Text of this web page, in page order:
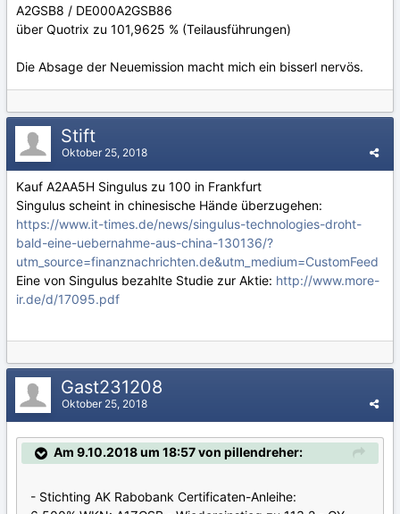
A2GSB8 / DE000A2GSB86
über Quotrix zu 101,9625 % (Teilausführungen)
Die Absage der Neuemission macht mich ein bisserl nervös.
Stift
Oktober 25, 2018
Kauf A2AA5H Singulus zu 100 in Frankfurt
Singulus scheint in chinesische Hände überzugehen:
https://www.it-times.de/news/singulus-technologies-droht-
bald-eine-uebernahme-aus-china-130136/?
utm_source=finanznachrichten.de&utm_medium=CustomFeed
Eine von Singulus bezahlte Studie zur Aktie: http://www.more-
ir.de/d/17095.pdf
Gast231208
Oktober 25, 2018
Am 9.10.2018 um 18:57 von pillendreher:
- Stichting AK Rabobank Certificaten-Anleihe: